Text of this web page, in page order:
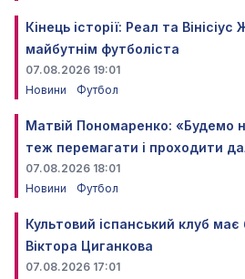
Кінець історії: Реал та
майбутнім футболіста
07.08.2026 19:01
Новини
Футбол
Матвій Пономаренко: «Будемо
теж перемагати і проходити
07.08.2026 18:01
Новини
Футбол
Культовий іспанський клуб
Віктора Циганкова
07.08.2026 17:01